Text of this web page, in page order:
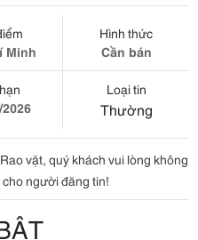
Minh
Hình thức
Cần bán
Loại tin
Thường
vặt, quý khách vui lòng không
người đăng tin!